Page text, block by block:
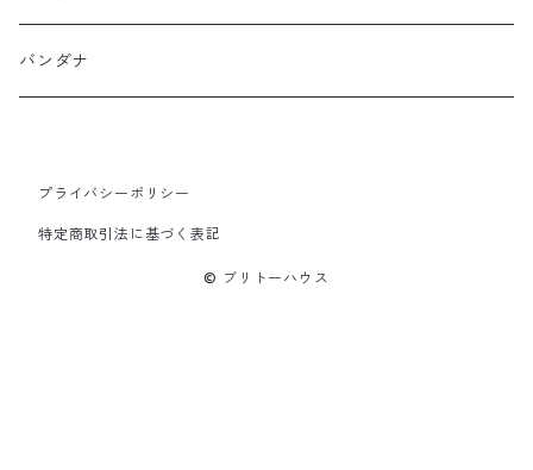
MECHANIX WEAR
Nerpa Gear
バンダナ
プライバシーポリシー
特定商取引法に基づく表記
© ブリトーハウス